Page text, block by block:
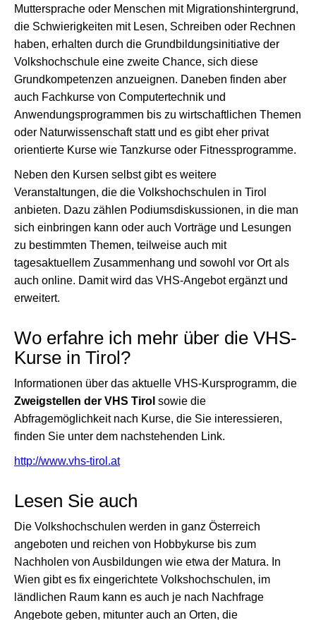
Muttersprache oder Menschen mit Migrationshintergrund,
die Schwierigkeiten mit Lesen, Schreiben oder Rechnen
haben, erhalten durch die Grundbildungsinitiative der
Volkshochschule eine zweite Chance, sich diese
Grundkompetenzen anzueignen. Daneben finden aber
auch Fachkurse von Computertechnik und
Anwendungsprogrammen bis zu wirtschaftlichen Themen
oder Naturwissenschaft statt und es gibt eher privat
orientierte Kurse wie Tanzkurse oder Fitnessprogramme.
Neben den Kursen selbst gibt es weitere
Veranstaltungen, die die Volkshochschulen in Tirol
anbieten. Dazu zählen Podiumsdiskussionen, in die man
sich einbringen kann oder auch Vorträge und Lesungen
zu bestimmten Themen, teilweise auch mit
tagesaktuellem Zusammenhang und sowohl vor Ort als
auch online. Damit wird das VHS-Angebot ergänzt und
erweitert.
Wo erfahre ich mehr über die VHS-
Kurse in Tirol?
Informationen über das aktuelle VHS-Kursprogramm, die
Zweigstellen der VHS Tirol sowie die
Abfragemöglichkeit nach Kurse, die Sie interessieren,
finden Sie unter dem nachstehenden Link.
http://www.vhs-tirol.at
Lesen Sie auch
Die Volkshochschulen werden in ganz Österreich
angeboten und reichen von Hobbykurse bis zum
Nachholen von Ausbildungen wie etwa der Matura. In
Wien gibt es fix eingerichtete Volkshochschulen, im
ländlichen Raum kann es auch je nach Nachfrage
Angebote geben, mitunter auch an Orten, die